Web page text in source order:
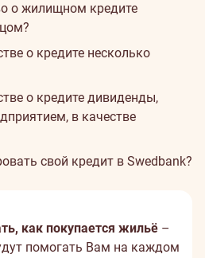
о жилищном кредите
о кредите несколько
о кредите дивиденды,
в качестве
свой кредит в Swedbank?
как покупается жильё –
помогать Вам на каждом